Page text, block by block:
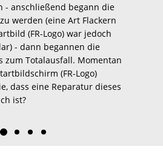
- anschließend begann die
werden (eine Art Flackern
(FR-Logo) war jedoch
- dann begannen die
zum Totalausfall. Momentan
(FR-Logo)
dass eine Reparatur dieses
ist?